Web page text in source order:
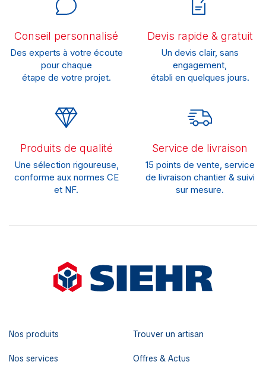
Conseil personnalisé
Des experts à votre écoute
pour chaque
étape de votre projet.
Devis rapide & gratuit
Un devis clair, sans
engagement,
établi en quelques jours.
Produits de qualité
Une sélection rigoureuse,
conforme aux normes CE
et NF.
Service de livraison
15 points de vente, service
de livraison chantier & suivi
sur mesure.
Nos produits
Nos services
Trouver un artisan
Offres & Actus